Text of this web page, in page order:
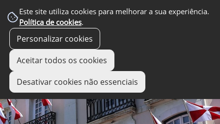
Este site utiliza cookies para melhorar a sua experiência.
Política de cookies.
Personalizar cookies
Aceitar todos os cookies
Desativar cookies não essenciais